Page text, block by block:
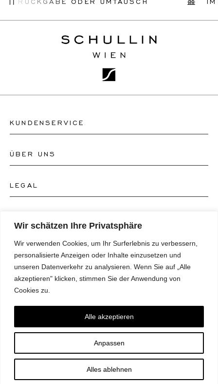
Wir schätzen Ihre Privatsphäre
Wir verwenden Cookies, um Ihr Surferlebnis zu verbessern,
personalisierte Anzeigen oder Inhalte einzusetzen und
unseren Datenverkehr zu analysieren. Wenn Sie auf „Alle
akzeptieren" klicken, stimmen Sie der Anwendung von
Cookies zu.
Anpassen
Alles ablehnen
Alle akzeptieren
KUNDENSERVICE
Kontakt Uhrengeschäft
ÜBER UNS
Über uns
Magazin
Presse
LEGAL
Datenschutzrichtlinie
Impressum
Barrierefreiheitserklärung
Einwilligungspräferenzen
Instagram
Facebook
SPRACHE
Deutsch
English
NEWSLETTER
ABONNIEREN